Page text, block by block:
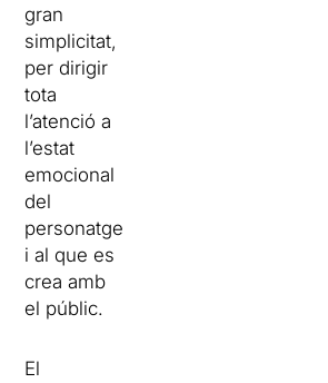
gran
simplicitat,
per dirigir
tota
l’atenció a
l’estat
emocional
del
personatge
i al que es
crea amb
el públic.
El